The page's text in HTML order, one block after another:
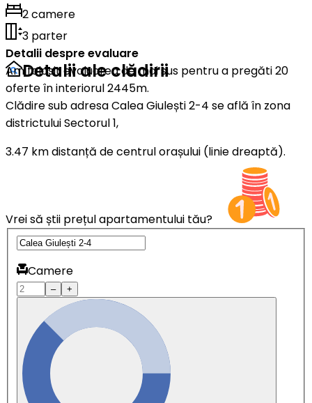
2 camere
3 parter
Detalii despre evaluare
Am folosit evaluarea de mai sus pentru a pregăti 20
oferte în interiorul 2445m.
Detalii ale clădirii
Clădire sub adresa Calea Giulești 2-4 se află în zona
districtului Sectorul 1,
3.47 km distanță de centrul orașului (linie dreaptă).
Vrei să știi prețul apartamentului tău?
Camere
– +